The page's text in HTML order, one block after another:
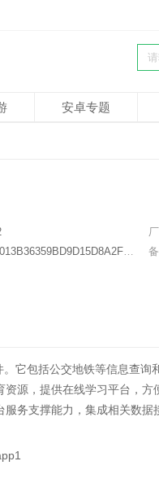
安卓专题
它包括公交地铁等信息查询
源，提供在线学习平台，方
务支撑能力，集成相关数据